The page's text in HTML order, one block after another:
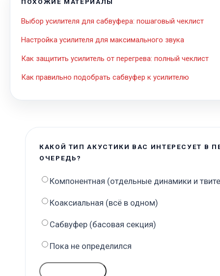
Выбор усилителя для сабвуфера: пошаговый чеклист
Настройка усилителя для максимального звука
Как защитить усилитель от перегрева: полный чеклист
Как правильно подобрать сабвуфер к усилителю
КАКОЙ ТИП АКУСТИКИ ВАС ИНТЕРЕСУЕТ В
ОЧЕРЕДЬ?
Компонентная (отдельные динамики и
Коаксиальная (всё в одном)
Сабвуфер (басовая секция)
Пока не определился